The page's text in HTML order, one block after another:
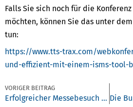
Falls Sie sich noch für die
möchten, können Sie das unter
tun:
https://www.tts-trax.com/
und-effizient-mit-einem-isms-tool-
VORIGER BEITRAG
Erfolgreicher Messebesuch der TTS auf der it-sa